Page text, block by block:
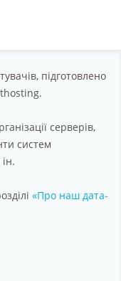
підготовлено
серверів,
систем
«Про наш дата-